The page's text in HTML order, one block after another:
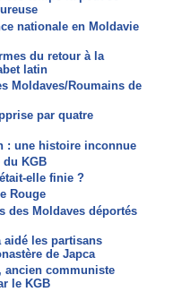
nationale en Moldavie
du retour à la
latin
Moldaves/Roumains de
par quatre
: une histoire inconnue
du KGB
elle finie ?
Rouge
des Moldaves déportés
aidé les partisans
de Japca
ancien communiste
le KGB